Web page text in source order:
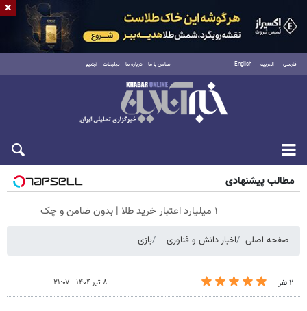
فارسی العربية English تماس با ما درباره ما تبلیغات آرشیو
جمعه ۱۶ مرداد ۱۴۰۵
مطالب پیشنهادی
۱ میلیارد اعتبار خرید طلا | بدون ضامن و چک
صفحه اصلی اخبار دانش و فناوری بازی
۲ نفر ۸ تیر ۱۴۰۴ - ۲۱:۰۷
×